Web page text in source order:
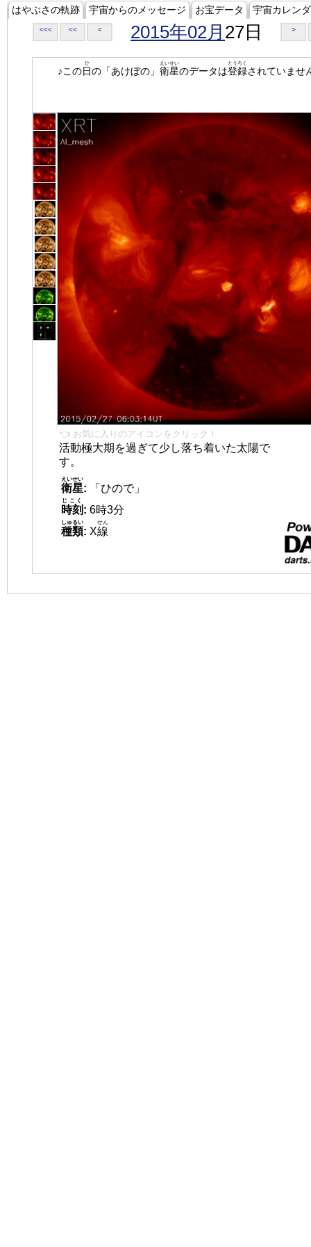
はやぶさの軌跡 宇宙からのメッセージ お宝データ 宇宙カレン
<<< << < 2015年02月 27日 >
♪この日
ひ
の「あけぼの」 衛星
えいせい
のデータは登録
とうろく
されていませ
👈 お気に入りのアイコンをクリック！
活動極大期を過ぎて少し落ち着いた太陽で
す。
衛星
えいせい
:
「ひので」
時刻
じこく
: 6時3分
種類
しゅるい
: X線
せん